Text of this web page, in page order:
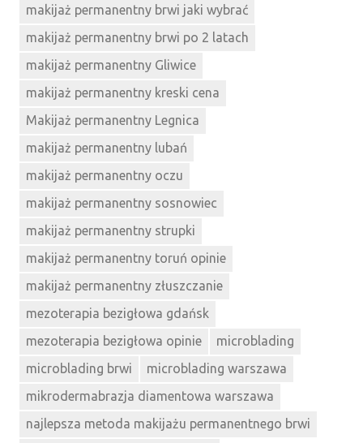
makijaż permanentny brwi jaki wybrać
makijaż permanentny brwi po 2 latach
makijaż permanentny Gliwice
makijaż permanentny kreski cena
Makijaż permanentny Legnica
makijaż permanentny lubań
makijaż permanentny oczu
makijaż permanentny sosnowiec
makijaż permanentny strupki
makijaż permanentny toruń opinie
makijaż permanentny złuszczanie
mezoterapia bezigłowa gdańsk
mezoterapia bezigłowa opinie
microblading
microblading brwi
microblading warszawa
mikrodermabrazja diamentowa warszawa
najlepsza metoda makijażu permanentnego brwi